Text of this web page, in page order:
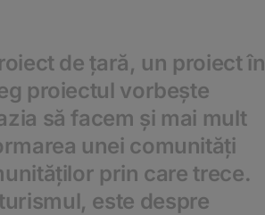
de țară, un proiect în
proiectul vorbește
să facem și mai mult
unei comunități
prin care trece.
este despre